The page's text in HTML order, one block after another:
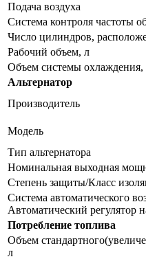
Подача воздуха
Система контроля частоты
Число цилиндров,
Рабочий объем, л
Объем системы охлаждения,
Альтернатор
Производитель
Модель
Тип альтернатора
Номинальная выходная
Степень защиты/Класс
Система автоматического
Автоматический регулятор
Потребление топлива
Объем
л